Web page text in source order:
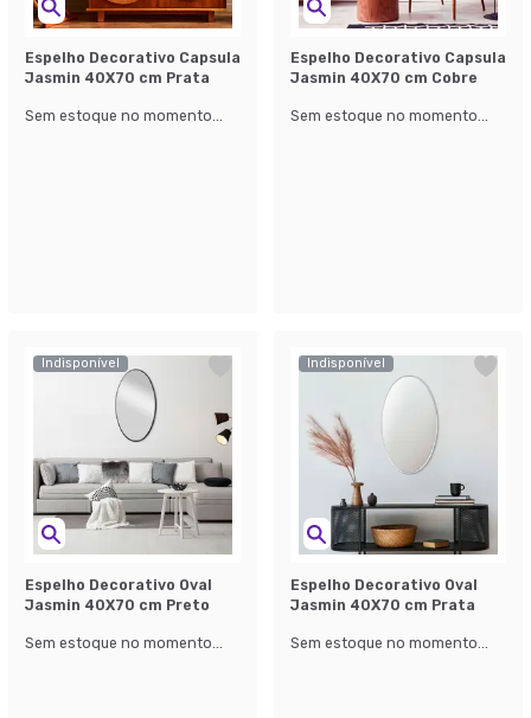
Espelho Decorativo Capsula
Jasmin 40X70 cm Prata
Sem estoque no momento...
Espelho Decorativo Capsula
Jasmin 40X70 cm Cobre
Sem estoque no momento...
Indisponível
Espelho Decorativo Oval
Jasmin 40X70 cm Preto
Sem estoque no momento...
Indisponível
Espelho Decorativo Oval
Jasmin 40X70 cm Prata
Sem estoque no momento...